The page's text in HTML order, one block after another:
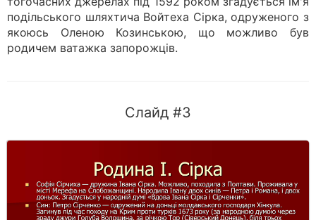
подільського шляхтича Войтеха Сірка, одруженого з
якоюсь Оленою Козинською, що можливо був
родичем ватажка запорожців.
Слайд #3